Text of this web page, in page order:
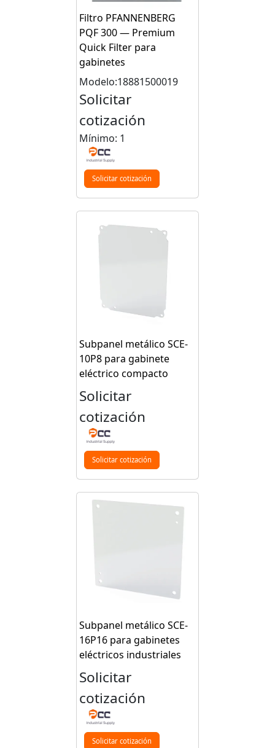
Filtro PFANNENBERG
PQF 300 — Premium
Quick Filter para
gabinetes
Modelo:18881500019
Solicitar
cotización
Mínimo: 1
Solicitar cotización
Subpanel metálico SCE-
10P8 para gabinete
eléctrico compacto
Solicitar
cotización
Solicitar cotización
Subpanel metálico SCE-
16P16 para gabinetes
eléctricos industriales
Solicitar
cotización
Solicitar cotización